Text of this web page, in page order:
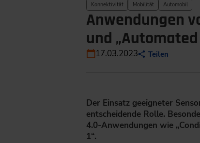
Konnektivität Mobilität Automobil
Anwendungen
und
17.03.2023 Teilen
Der Einsatz geeigneter
entscheidende Rolle.
4.0-Anwendungen wie
1“.